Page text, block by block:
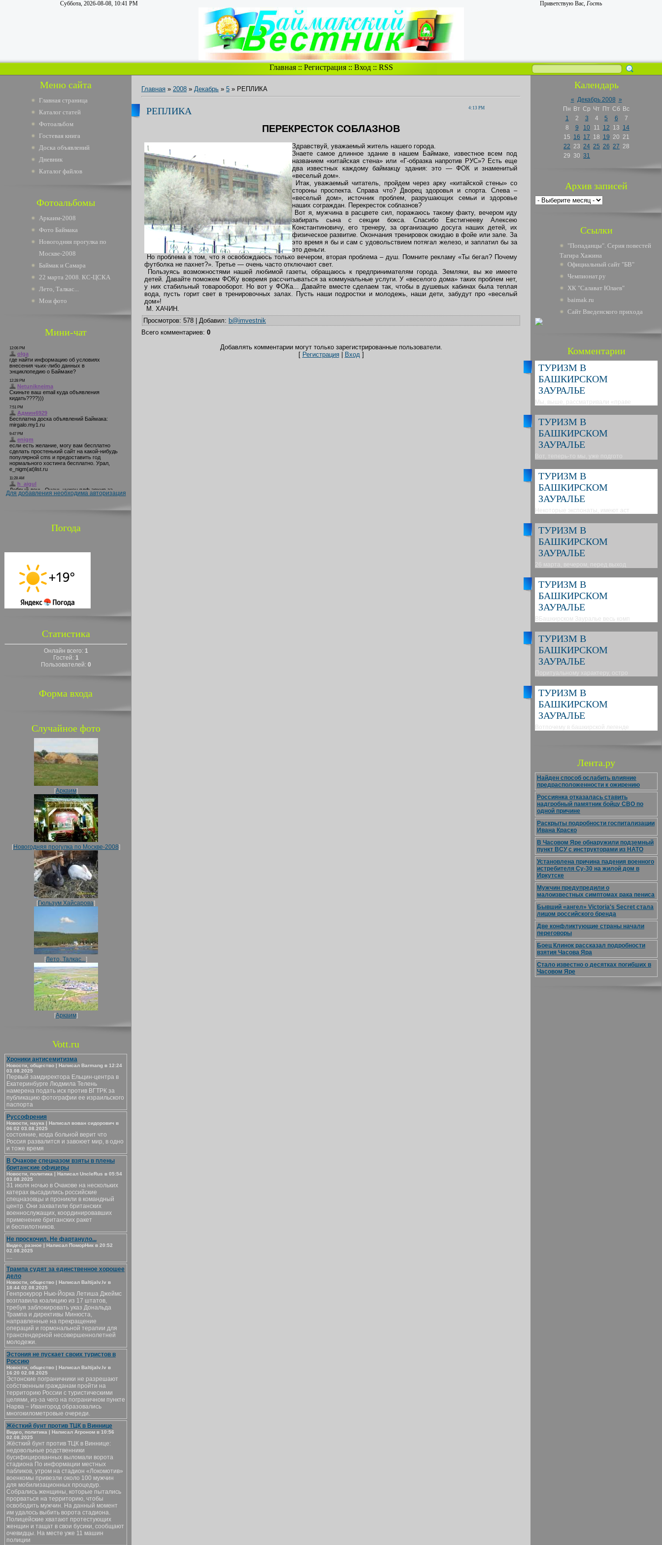
Суббота, 2026-08-08, 10:41 PM Приветствую Вас, Гость
Главная:: Регистрация:: Вход:: RSS
Меню сайта
Главная страница
Каталог статей
Фотоальбом
Гостевая книга
Доска объявлений
Дневник
Каталог файлов
Фотоальбомы
Аркаим-2008
Фото Баймака
Новогодняя прогулка по
Москве-2008
Баймак и Самара
22 марта 2008. КС-ЦСКА
Лето, Талкас...
Мои фото
Мини-чат
Для добавления необходима авторизация
Погода
Статистика
Онлайн всего: 1
Гостей: 1
Пользователей: 0
Форма входа
Случайное фото
[Аркаим]
[Новогодняя прогулка по Москве-2008]
[Гюльзум Хайсарова]
[Лето, Талкас...]
[Аркаим]
Vott.ru
Хроники антисемитизма
Новости, общество | Написал Barmang в 12:24
03.08.2025
Первый замдиректора Ельцин-центра в
Екатеринбурге Людмила Телень
намерена подать иск против ВГТРК за
публикацию фотографии ее израильского
паспорта
Руссофрения
Новости, наука | Написал вован сидорович в
06:02 03.08.2025
состояние, когда больной верит что
Россия развалится и завоюет мир, в одно
и тоже время
В Очакове спецназом взяты в плены
британские офицеры
Новости, политика | Написал UncleRus в 05:54
03.08.2025
31 июля ночью в Очакове на нескольких
катерах высадились российские
спецназовцы и проникли в командный
центр. Они захватили британских
военнослужащих, координировавших
применение британских ракет
и беспилотников.
Не проскочил. Не фартануло...
Видео, разное | Написал ПоморНик в 20:52
02.08.2025
....
Трампа судят за единственное хорошее
дело
Новости, общество | Написал Baltijalv.lv в
18:44 02.08.2025
Генпрокурор Нью-Йорка Летиша Джеймс
возглавила коалицию из 17 штатов,
требуя заблокировать указ Дональда
Трампа и директивы Минюста,
направленные на прекращение
операций и гормональной терапии для
трансгендерной несовершеннолетней
молодежи.
Эстония не пускает своих туристов в
Россию
Новости, общество | Написал Baltijalv.lv в
16:20 02.08.2025
Эстонские пограничники не разрешают
собственным гражданам пройти на
территорию России с туристическими
целями, из-за чего на пограничном пункте
Нарва – Ивангород образовались
многокилометровые очереди.
Жёсткий бунт против ТЦК в Виннице
Видео, политика | Написал Агроном в 10:56
02.08.2025
Жёсткий бунт против ТЦК в Виннице:
недовольные родственники
бусифицированных выломали ворота
стадиона По информации местных
пабликов, утром на стадион «Локомотив»
военкомы привезли около 100 мужчин
для мобилизационных процедур.
Собрались женщины, которые пытались
прорваться на территорию, чтобы
освободить мужчин. На данный момент
им удалось выбить ворота стадиона.
Полицейские хватают протестующих
женщин и тащат в свои бусики, сообщают
очевидцы. На месте уже 11 машин
полиции
Главная » 2008 » Декабрь » 5 » РЕПЛИКА
4:13 PM
РЕПЛИКА
ПЕРЕКРЕСТОК СОБЛАЗНОВ
Здравствуй, уважаемый житель нашего города.
Знаете самое длинное здание в нашем Баймаке, известное всем под
названием «китайская стена» или «Г-образка напротив РУС»? Есть еще
два известных каждому баймакцу здания: это — ФОК и знаменитый
«веселый дом».
Итак, уважаемый читатель, пройдем через арку «китайской стены» со
стороны проспекта. Справа что? Дворец здоровья и спорта. Слева –
«веселый дом», источник проблем, разрушающих семьи и здоровье
наших сограждан. Перекресток соблазнов?
Вот я, мужчина в расцвете сил, поражаюсь такому факту, вечером иду
забирать сына с секции бокса. Спасибо Евстигнееву Алексею
Константиновичу, его тренеру, за организацию досуга наших детей, их
физическое развитие. Окончания тренировок ожидаю в фойе или зале. За
это время я бы и сам с удовольствием потягал железо, и заплатил бы за
это деньги.
Но проблема в том, что я освобождаюсь только вечером, вторая проблема – душ. Помните рекламу «Ты бегал? Почему
футболка не пахнет?». Третье — очень часто отключают свет.
Пользуясь возможностями нашей любимой газеты, обращаюсь к предпринимателям города. Земляки, вы же имеете
детей. Давайте поможем ФОКу вовремя рассчитываться за коммунальные услуги. У «веселого дома» таких проблем нет,
у них стабильный товарооборот. Но вот у ФОКа... Давайте вместе сделаем так, чтобы в душевых кабинах была теплая
вода, пусть горит свет в тренировочных залах. Пусть наши подростки и молодежь, наши дети, забудут про «веселый
дом»!
М. ХАЧИН.
Просмотров: 578 | Добавил: b@imvestnik
Всего комментариев: 0
Добавлять комментарии могут только зарегистрированные пользователи.
[ Регистрация| Вход]
Календарь
« Декабрь 2008 »
Пн Вт Ср Чт Пт Сб Вс
1
2 3 4 5 6
7
8
9 10 11 12 13 14
15 16 17 18 19 20 21
22 23 24 25 26 27 28
29 30 31
Архив записей
Ссылки
"Попаданцы". Серия повестей
Тагира Хажина
Официальный сайт "БВ"
Чемпионат.ру
ХК "Салават Юлаев"
baimak.ru
Сайт Введенского прихода
Комментарии
ТУРИЗМ В
БАШКИРСКОМ
ЗАУРАЛЬЕ
Мы, выше, рассматривали «праве
ТУРИЗМ В
БАШКИРСКОМ
ЗАУРАЛЬЕ
Вот, теперь-то мы, уже подгото
ТУРИЗМ В
БАШКИРСКОМ
ЗАУРАЛЬЕ
Некоторые экспонаты, имеют аст
ТУРИЗМ В
БАШКИРСКОМ
ЗАУРАЛЬЕ
26 марта, вечером, перед выход
ТУРИЗМ В
БАШКИРСКОМ
ЗАУРАЛЬЕ
ВБашкирском Зауралье весь комп
ТУРИЗМ В
БАШКИРСКОМ
ЗАУРАЛЬЕ
Поритуальному характеру, остро
ТУРИЗМ В
БАШКИРСКОМ
ЗАУРАЛЬЕ
Вотпочему в башкирской легенде
Лента.ру
Найден способ ослабить влияние
предрасположенности к ожирению
Россиянка отказалась ставить
надгробный памятник бойцу СВО по
одной причине
Раскрыты подробности госпитализации
Ивана Краско
В Часовом Яре обнаружили подземный
пункт ВСУ с инструкторами из НАТО
Установлена причина падения военного
истребителя Су-30 на жилой дом в
Иркутске
Мужчин предупредили о
малоизвестных симптомах рака пениса
Бывший «ангел» Victoria's Secret стала
лицом российского бренда
Две конфликтующие страны начали
переговоры
Боец Клинок рассказал подробности
взятия Часова Яра
Стало известно о десятках погибших в
Часовом Яре